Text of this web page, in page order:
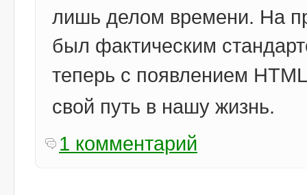
лишь делом времени. На
был фактическим
теперь с появлением
свой путь в нашу жизнь.
1 комментарий